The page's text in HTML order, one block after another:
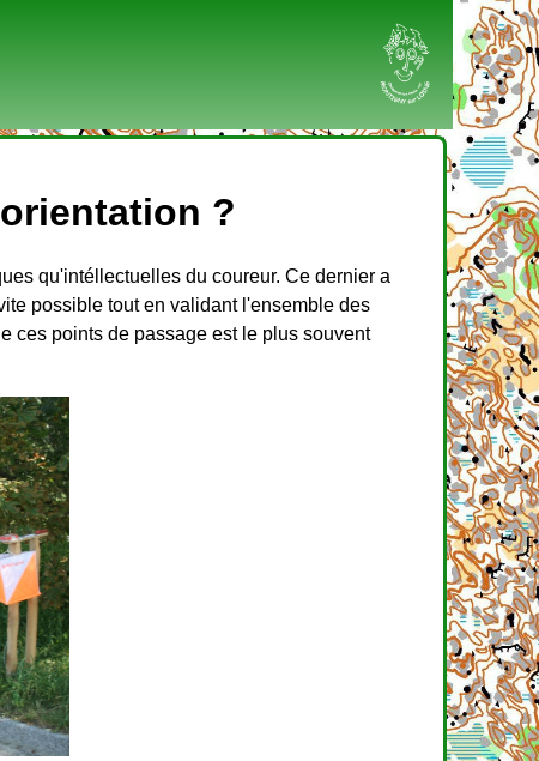
?
qu'intéllectuelles du coureur. Ce dernier a
possible tout en validant l'ensemble des
ces points de passage est le plus souvent